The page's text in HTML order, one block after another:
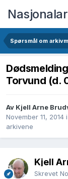
Spørsmål om
Torvund (d.
Av Kjell Arne
November 11, 2014 i
arkivene
Kjell
Skrevet